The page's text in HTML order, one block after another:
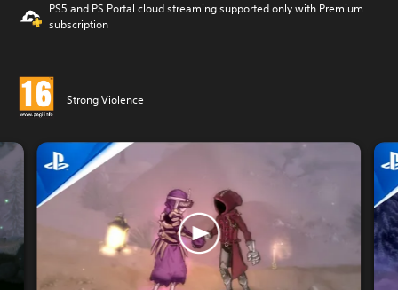
PS5 and PS Portal cloud streaming supported only with Premium
subscription
Strong Violence